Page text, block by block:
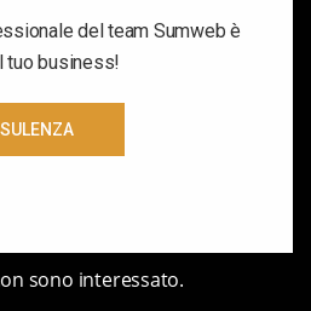
del team Sumweb è
tuo business!
sono interessato.